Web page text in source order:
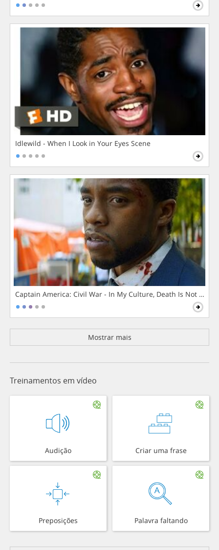
Idlewild - When I Look in Your Eyes Scene
Captain America: Civil War - In My Culture, Death Is Not The
Mostrar mais
Treinamentos em vídeo
Audição Criar uma frase
Preposições Palavra faltando